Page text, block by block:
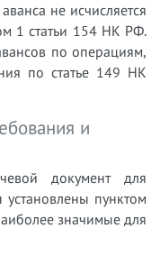
не исчисляется
1 статьи 154 НК РФ.
по операциям,
по статье 149 НК
и
документ для
пунктом
значимые для